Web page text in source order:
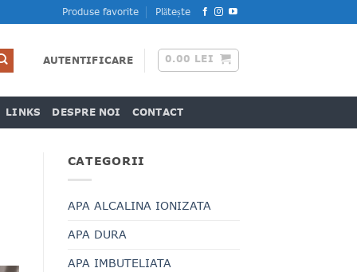
Produse favorite Plătește
AUTENTIFICARE 0.00 LEI
LINKS DESPRE NOI CONTACT
CATEGORII
APA ALCALINA IONIZATA
APA DURA
APA IMBUTELIATA